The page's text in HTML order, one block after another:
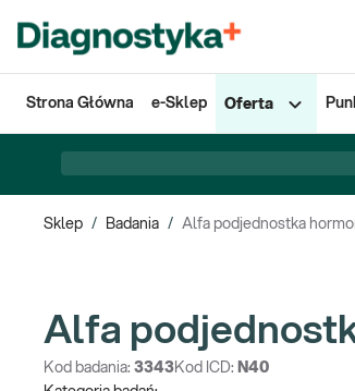
Strona Główna e-Sklep Oferta
Sklep / Badania / Alfa podjednostka
Alfa
Kod badania: 3343Kod ICD: N40